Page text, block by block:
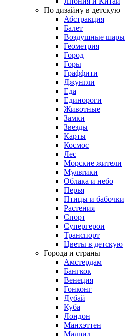
По дизайну в детскую
Абстракция
Балет
Воздушные шары
Геометрия
Город
Горы
Граффити
Джунгли
Еда
Единороги
Животные
Замки
Звезды
Карты
Космос
Лес
Морские жители
Мультики
Облака и небо
Перья
Птицы и бабочки
Растения
Спорт
Супергерои
Транспорт
Цветы в детскую
Города и страны
Амстердам
Бангкок
Венеция
Гонконг
Дубай
Куба
Лондон
Манхэттен
Мадрид